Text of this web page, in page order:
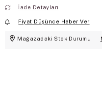
İade Detayları
Fiyat Düşünce Haber Ver
Mağazadaki Stok Durumu